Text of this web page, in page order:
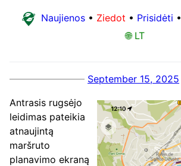
Naujienos • Ziedot • Prisidėti •
🌐 LT
September 15, 2025
Antrasis rugsėjo
leidimas pateikia
atnaujintą
maršruto
planavimo ekraną